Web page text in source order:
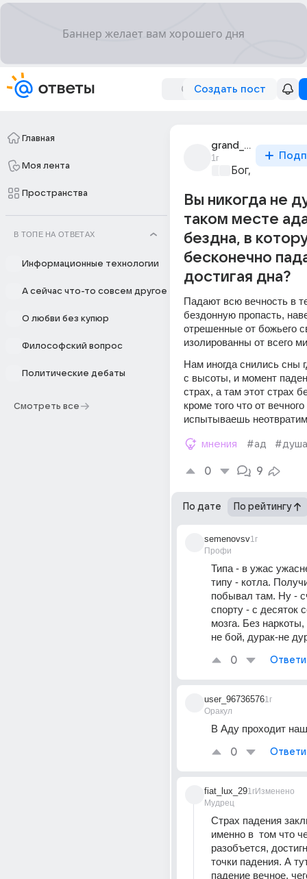
Создать пост
Главная
Моя лента
Пространства
В ТОПЕ НА ОТВЕТАХ
Информационные технологии
А сейчас что-то совсем другое
О любви без купюр
Философский вопрос
Политические дебаты
Смотреть все
grand_inkvisitor
1г
Бог, вера,
Вы никогда не
таком месте
бездна, в
бесконечно
достигая дна?
Падают всю вечность в
бездонную пропасть,
отрешенные от божьего
изолированны от всего
Нам иногда снились сны
с высоты, и момент
страх, а там этот страх
кроме того что от
испытываешь
мнения #ад #душа
0 9
По дате По рейтингу
semenovsv
Профи
1г
Типа - в ужас
типу - котла.
побывал там. Ну -
спорту - с десяток
мозга. Без
не бой, дурак-не
0
user_96736576
Оракул
1г
В Аду проходит
0
fiat_lux_29
Мудрец
1гИзменено
Страх падения
именно в  том что
разобъется,
точки падения. А
падение вечное,